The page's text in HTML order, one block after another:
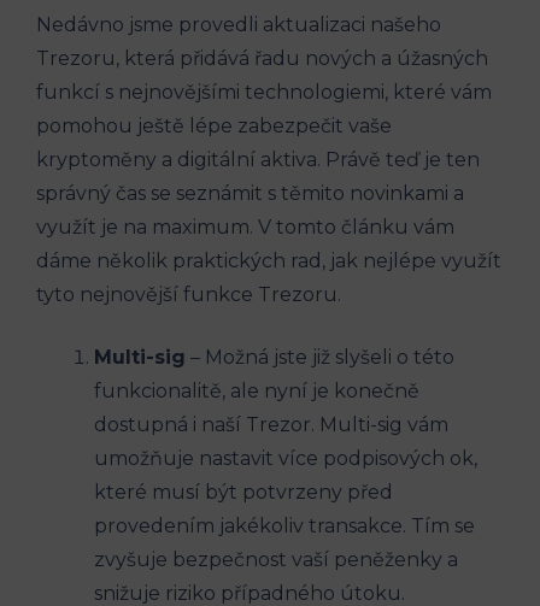
Nedávno jsme provedli aktualizaci našeho
Trezoru, která přidává řadu nových a úžasných
funkcí s nejnovějšími technologiemi, které vám
pomohou ještě lépe zabezpečit vaše
kryptoměny a digitální aktiva. Právě teď je ten
správný čas se seznámit s těmito novinkami a
využít je na maximum. V tomto článku vám
dáme několik praktických rad, jak nejlépe využít
tyto nejnovější funkce Trezoru.
Multi-sig – Možná jste již slyšeli o této
funkcionalitě, ale nyní je konečně
dostupná i naší Trezor. Multi-sig vám
umožňuje nastavit více podpisových ok,
které musí být potvrzeny před
provedením jakékoliv transakce. Tím se
zvyšuje bezpečnost vaší peněženky a
snižuje riziko případného útoku.